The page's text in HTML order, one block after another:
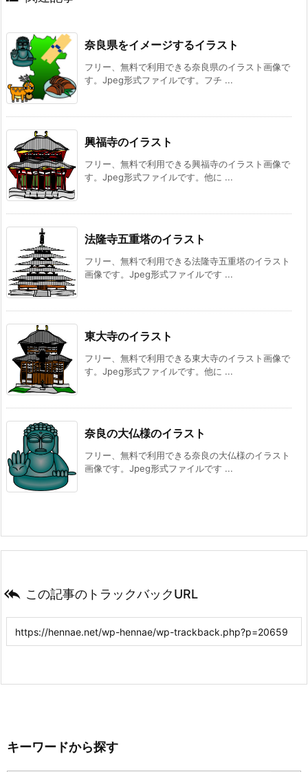
奈良県をイメージするイラスト
フリー、無料で利用できる奈良県のイラスト画像で
す。Jpeg形式ファイルです。フチ ...
興福寺のイラスト
フリー、無料で利用できる興福寺のイラスト画像で
す。Jpeg形式ファイルです。他に ...
法隆寺五重塔のイラスト
フリー、無料で利用できる法隆寺五重塔のイラスト
画像です。Jpeg形式ファイルです ...
東大寺のイラスト
フリー、無料で利用できる東大寺のイラスト画像で
す。Jpeg形式ファイルです。他に ...
奈良の大仏様のイラスト
フリー、無料で利用できる奈良の大仏様のイラスト
画像です。Jpeg形式ファイルです ...
 この記事のトラックバックURL
キーワードから探す